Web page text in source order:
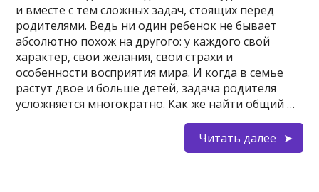
и вместе с тем сложных задач, стоящих перед
родителями. Ведь ни один ребенок не бывает
абсолютно похож на другого: у каждого свой
характер, свои желания, свои страхи и
особенности восприятия мира. И когда в семье
растут двое и больше детей, задача родителя
усложняется многократно. Как же найти общий …
Читать далее